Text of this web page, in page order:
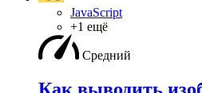
JavaScript
+1 ещё
Средний
Как выводить